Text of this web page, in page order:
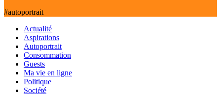
#autoportrait
Actualité
Aspirations
Autoportrait
Consommation
Guests
Ma vie en ligne
Politique
Société